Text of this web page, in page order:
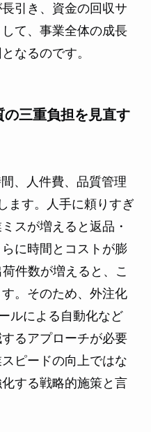
引き、資金の回収サ
て、事業全体の成長
なるのです。
三重負担を見直す
、人件費、品質管理
ます。人手に頼りすぎ
スが増えると返品・
に時間とコストが膨
件数が増えると、こ
。そのため、外注化
ルによる自動化など
るアプローチが必要
ピードの向上ではな
する戦略的施策と言